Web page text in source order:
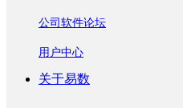
公司软件论坛
用户中心
关于易数